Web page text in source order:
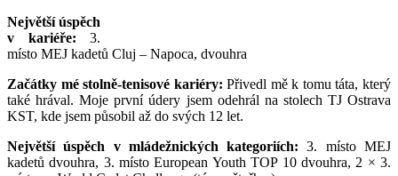
Největší úspěch
v kariéře: 3.
místo MEJ kadetů Cluj – Napoca, dvouhra
Začátky mé stolně-tenisové kariéry: Přivedl mě k tomu táta, který
také hrával. Moje první údery jsem odehrál na stolech TJ Ostrava
KST, kde jsem působil až do svých 12 let.
Největší úspěch v mládežnických kategoriích: 3. místo MEJ
kadetů dvouhra, 3. místo European Youth TOP 10 dvouhra, 2 × 3.